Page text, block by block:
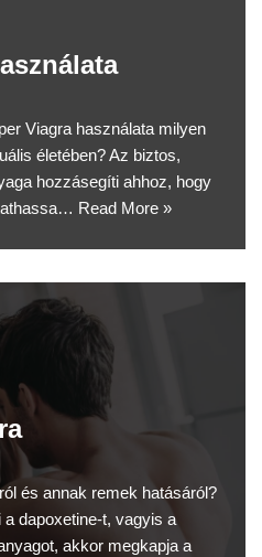
Viagra használata milyen
életében? Az biztos,
hozzásegíti ahhoz, hogy
Read More »
és annak remek hatásáról?
dapoxetine-t, vagyis a
akkor megkapja a